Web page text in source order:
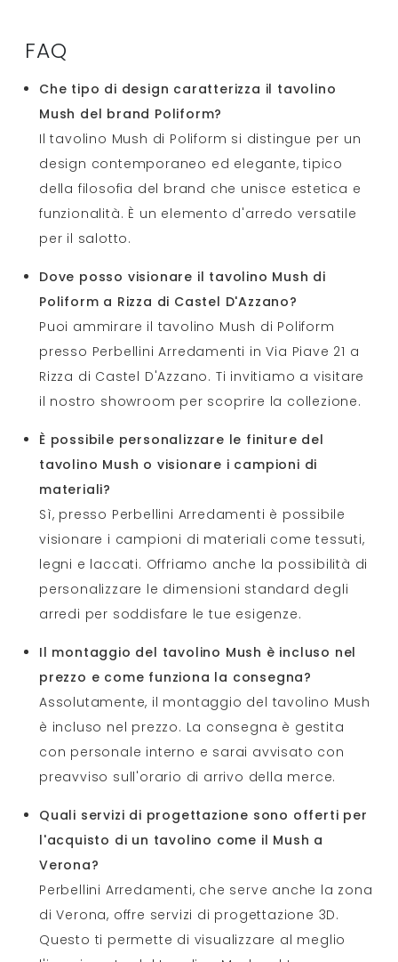
FAQ
Che tipo di design caratterizza il tavolino
Mush del brand Poliform?
Il tavolino Mush di Poliform si distingue per un
design contemporaneo ed elegante, tipico
della filosofia del brand che unisce estetica e
funzionalità. È un elemento d'arredo versatile
per il salotto.
Dove posso visionare il tavolino Mush di
Poliform a Rizza di Castel D'Azzano?
Puoi ammirare il tavolino Mush di Poliform
presso Perbellini Arredamenti in Via Piave 21 a
Rizza di Castel D'Azzano. Ti invitiamo a visitare
il nostro showroom per scoprire la collezione.
È possibile personalizzare le finiture del
tavolino Mush o visionare i campioni di
materiali?
Sì, presso Perbellini Arredamenti è possibile
visionare i campioni di materiali come tessuti,
legni e laccati. Offriamo anche la possibilità di
personalizzare le dimensioni standard degli
arredi per soddisfare le tue esigenze.
Il montaggio del tavolino Mush è incluso nel
prezzo e come funziona la consegna?
Assolutamente, il montaggio del tavolino Mush
è incluso nel prezzo. La consegna è gestita
con personale interno e sarai avvisato con
preavviso sull'orario di arrivo della merce.
Quali servizi di progettazione sono offerti per
l'acquisto di un tavolino come il Mush a
Verona?
Perbellini Arredamenti, che serve anche la zona
di Verona, offre servizi di progettazione 3D.
Questo ti permette di visualizzare al meglio